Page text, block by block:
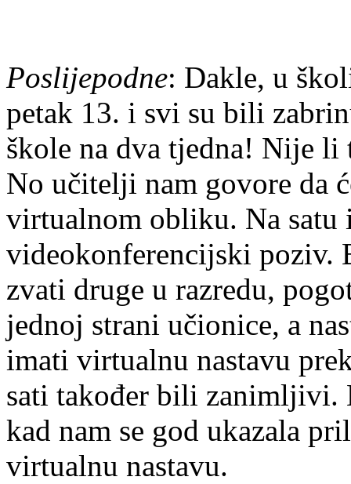
Poslijepodne: Dakle, u
petak 13. i svi su bili
škole na dva tjedna! Nije
No učitelji nam govore da
virtualnom obliku. Na satu
videokonferencijski
zvati druge u razredu,
jednoj strani učionice, a
imati virtualnu nastavu
sati također bili zanimljivi.
kad nam se god ukazala
virtualnu nastavu.